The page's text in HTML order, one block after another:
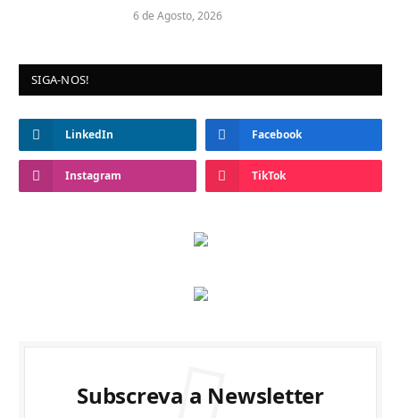
6 de Agosto, 2026
SIGA-NOS!
LinkedIn Facebook
Instagram TikTok
Subscreva a Newsletter